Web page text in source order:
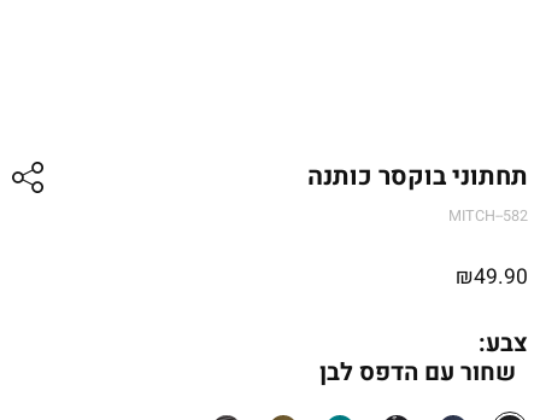
תחתוני בוקסר כותנה
MITCH--582
₪49.90
צבע:
שחור עם הדפס לבן